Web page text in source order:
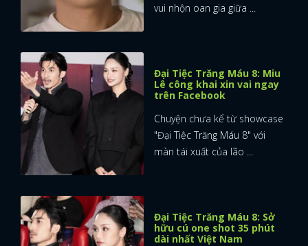
vui nhộn oan gia giữa ...
Đại Tiệc Trăng Máu 8: Miu
Lê công khai xin vai ngay
trên Facebook
Chuyện chưa kể từ showcase
"Đại Tiệc Trăng Máu 8" với
màn tái xuất của lão ...
Đại Tiệc Trăng Máu 8: Sở
hữu cú one shot 35 phút
dài nhất Việt Nam